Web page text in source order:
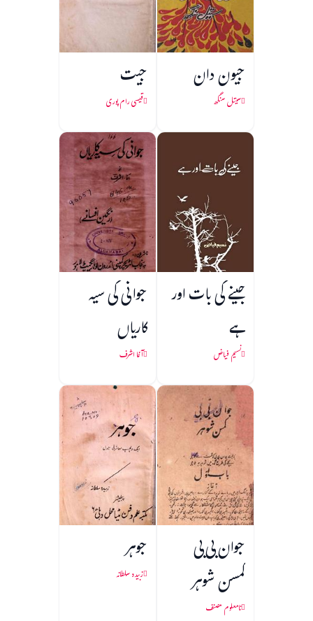
جیون دان
سیتل سنگھ
جیت
قیسی رام پوری
جینے کی بات اور
ہے
نسیم فیاض
جوانی کی سیہ
کاریاں
آغا اشرف
جوان بی بی
کمسن شوہر
نامعلوم مصنف
جوہر
زبیدہ سلطانہ